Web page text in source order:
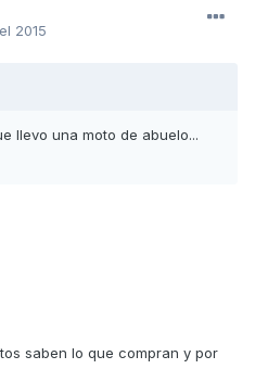
2015
llevo una moto de abuelo...
saben lo que compran y por